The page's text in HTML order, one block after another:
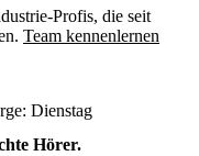
Profis, die seit
Team kennenlernen
Dienstag
Hörer.